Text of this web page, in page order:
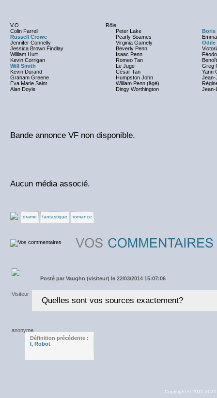
V.O
Rôle
Colin Farrell
Peter Lake
Boris
Russell Crowe
Pearly Soames
Jennifer Connelly
Virginia Gamely
Odile
Jessica Brown Findlay
Beverly Penn
William Hurt
Isaac Penn
Kevin Corrigan
Romeo Tan
Will Smith
Le Juge
Greg
Kevin Durand
César Tan
Yann
Graham Greene
Humpston John
Jean-
Eva Marie Saint
William Penn (âgé)
Alan Doyle
Dingy Worthington Jean-
Bande annonce VF non disponible.
Aucun média associé.
drame fantastique romance
Posté par Vaughn (visiteur) le 22/03/2014 15:07:06
Quelles sont vos sources exactement?
Définition précédente :
I, Robot
Copyright © 2011-